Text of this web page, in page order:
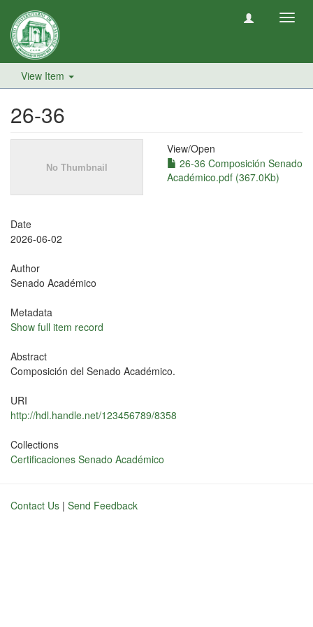
View Item
26-36
View/Open
26-36 Composición Senado
Académico.pdf (367.0Kb)
Date
2026-06-02
Author
Senado Académico
Metadata
Show full item record
Abstract
Composición del Senado Académico.
URI
http://hdl.handle.net/123456789/8358
Collections
Certificaciones Senado Académico
Contact Us | Send Feedback